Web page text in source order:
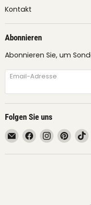
Kontakt
Abonnieren
Abonnieren Sie, um
Email-Adresse
Folgen Sie uns
Email
fruimundo
Finden
Sie
uns
Finden
Sie
uns
Sie
uns